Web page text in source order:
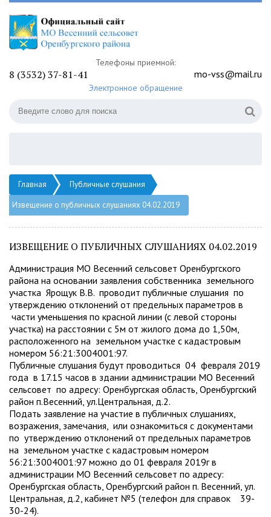
Телефоны приемной:
8 (3532) 37-81-41 mo-vss@mail.ru
Электронное обращение
Главная
Публичные слушания
Извещение о публичных слушаниях 04.02.2019
ИЗВЕЩЕНИЕ О ПУБЛИЧНЫХ СЛУШАНИЯХ 04.02.2019
Администрация МО Весенний сельсовет Оренбургского
района на основании заявления собственника земельного
участка Ярощук В.В. проводит публичные слушания по
утверждению отклонений от предельных параметров в
части уменьшения по красной линии (с левой стороны
участка) на расстоянии с 5м от жилого дома до 1,50м,
расположенного на земельном участке с кадастровым
номером 56:21:3004001:97.
Публичные слушания будут проводиться 04 февраля 2019
года в 17.15 часов в здании администрации МО Весенний
сельсовет по адресу: Оренбургская область, Оренбургский
район п.Весенний, ул.Центральная, д.2.
Подать заявление на участие в публичных слушаниях,
возражения, замечания, или ознакомиться с документами
по утверждению отклонений от предельных параметров
на земельном участке с кадастровым номером
56:21:3004001:97 можно до 01 февраля 2019г в
администрации МО Весенний сельсовет по адресу:
Оренбургская область, Оренбургский район п. Весенний, ул.
Центральная, д.2, кабинет №5 (телефон для справок 39-
30-24).